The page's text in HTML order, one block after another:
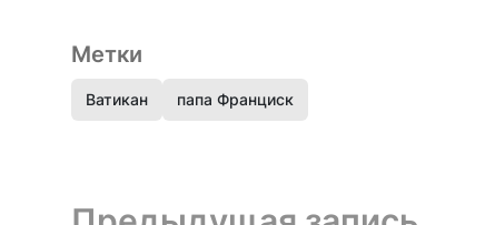
Метки
Ватикан папа Франциск
Предыдущая запись и следующая запись